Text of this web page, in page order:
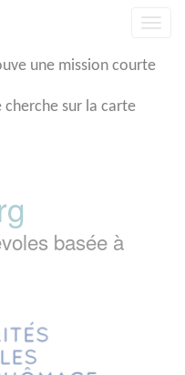
une mission courte
cherche sur la carte
basée à